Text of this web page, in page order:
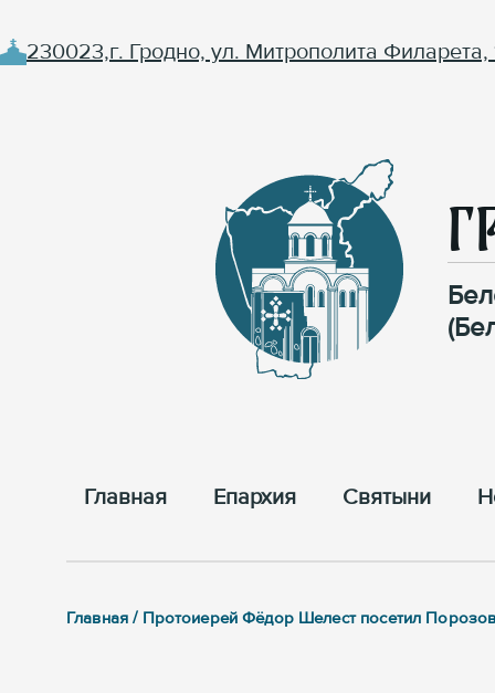
230023,г. Гродно, ул. Митрополита Филарета,
Главная Епархия Cвятыни
Главная / Протоиерей Фёдор Шелест посетил